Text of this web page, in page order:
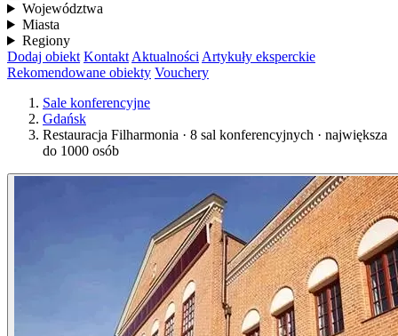
Województwa
Miasta
Regiony
Dodaj obiekt Kontakt Aktualności Artykuły eksperckie
Rekomendowane obiekty Vouchery
Sale konferencyjne
Gdańsk
Restauracja Filharmonia · 8 sal konferencyjnych · największa
do 1000 osób